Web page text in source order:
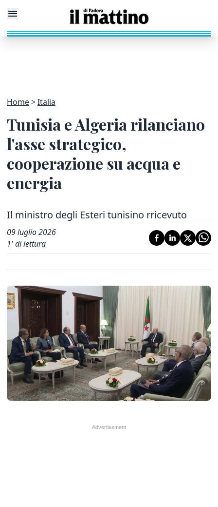
Home Italia
Tunisia e Algeria rilanciano
l'asse strategico,
cooperazione su acqua e
energia
Il ministro degli Esteri tunisino rricevuto
09 luglio 2026
1' di lettura